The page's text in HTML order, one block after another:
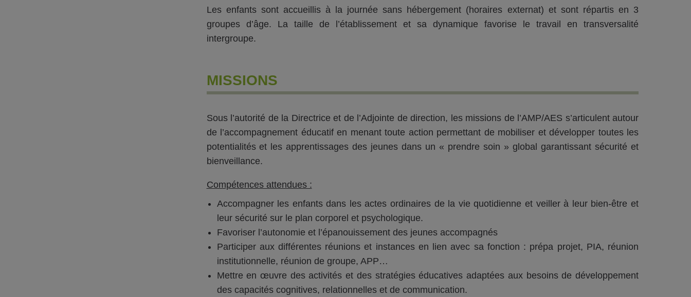
Les enfants sont accueillis à la journée sans hébergement (horaires externat) et sont répartis en 3
groupes d’âge. La taille de l’établissement et sa dynamique favorise le travail en transversalité
intergroupe.
MISSIONS
Sous l’autorité de la Directrice et de l’Adjointe de direction, les missions de l’AMP/AES s’articulent autour
de l’accompagnement éducatif en menant toute action permettant de mobiliser et développer toutes les
potentialités et les apprentissages des jeunes dans un « prendre soin » global garantissant sécurité et
bienveillance.
Compétences attendues :
Accompagner les enfants dans les actes ordinaires de la vie quotidienne et veiller à leur bien-être et
leur sécurité sur le plan corporel et psychologique.
Favoriser l’autonomie et l’épanouissement des jeunes accompagnés
Participer aux différentes réunions et instances en lien avec sa fonction : prépa projet, PIA, réunion
institutionnelle, réunion de groupe, APP…
Mettre en œuvre des activités et des stratégies éducatives adaptées aux besoins de développement
des capacités cognitives, relationnelles et de communication.